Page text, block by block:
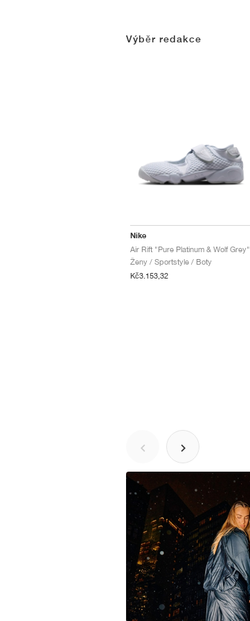
Výběr redakce
Nike
Air Rift "Pure Platinum & Wolf Grey"
Ženy / Sportstyle / Boty
Kč3.153,32